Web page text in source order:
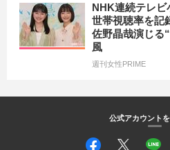
NHK連続テレビ
世帯視聴率を記
佐野晶哉演じる
風
週刊女性PRIME
公式アカウント